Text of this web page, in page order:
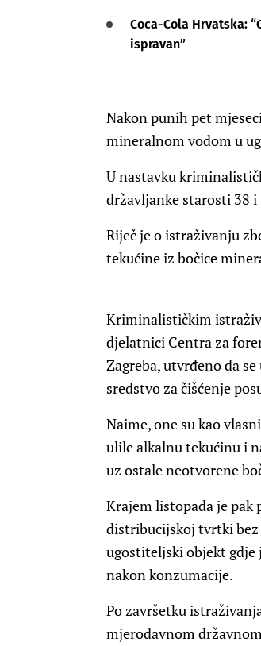
Coca-Cola Hrvatska:
ispravan”
Nakon punih pet
mineralnom vodom u
U nastavku
državljanke starosti 38 i
Riječ je o istraživanju
tekućine iz bočice
Kriminalističkim
djelatnici Centra za
Zagreba, utvrđeno da
sredstvo za čišćenje
Naime, one su kao
ulile alkalnu tekućinu i
uz ostale neotvorene
Krajem listopada je
distribucijskoj tvrtki bez
ugostiteljski objekt gdje
nakon konzumacije.
Po završetku
mjerodavnom